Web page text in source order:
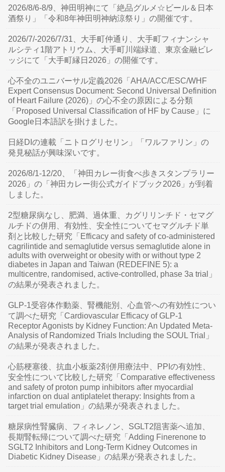
2026/8/6-8/9、神田明神にて「絶品グルメ☆ビール＆日本
酒祭り」「令和8年神田明神納涼祭り」の開催です。
2026/7/-2026/7/31、大手町仲通り、大手町フィナンシャ
ルシティ1階アトリウム、大手町川端緑道、東京金融ビレ
ッジにて「大手町縁日2026」の開催です。
心不全のユニバーサル定義2026「AHA/ACC/ESC/WHF
Expert Consensus Document: Second Universal Definition
of Heart Failure (2026)」の心不全の原因による分類
「Proposed Universal Classification of HF by Cause」に
Google日本語訳を掛けました。
日経DIの連載「ニトログリセリン」「ワルファリン」の
発見秘話が興味深いです。
2026/8/1-12/20、「神田カレー街食べ歩きスタンプラリー
2026」の「神田カレー街公式ガイドブック2026」が到着
しました。
2型糖尿病なし、肥満、過体重、カグリリンチド・セマグ
ルチドの併用、有効性、安全性についてセマグルチド単
剤と比較した研究「Efficacy and safety of co-administered
cagrilintide and semaglutide versus semaglutide alone in
adults with overweight or obesity with or without type 2
diabetes in Japan and Taiwan (REDEFINE 5): a
multicentre, randomised, active-controlled, phase 3a trial」
の結果が発表されました。
GLP-1受容体作動薬、腎機能別、心血管への有効性につい
て調べた研究「Cardiovascular Efficacy of GLP-1
Receptor Agonists by Kidney Function: An Updated Meta-
Analysis of Randomized Trials Including the SOUL Trial」
の結果が発表されました。
心筋梗塞後、抗血小板薬2剤併用療法中、PPIの有効性、
安全性について比較した研究「Comparative effectiveness
and safety of proton pump inhibitors after myocardial
infarction on dual antiplatelet therapy: Insights from a
target trial emulation」の結果が発表されました。
糖尿病性腎臓病、フィネレノン、SGLT2阻害薬へ追加、
長期腎転帰について調べた研究「Adding Finerenone to
SGLT2 Inhibitors and Long-Term Kidney Outcomes in
Diabetic Kidney Disease」の結果が発表されました。